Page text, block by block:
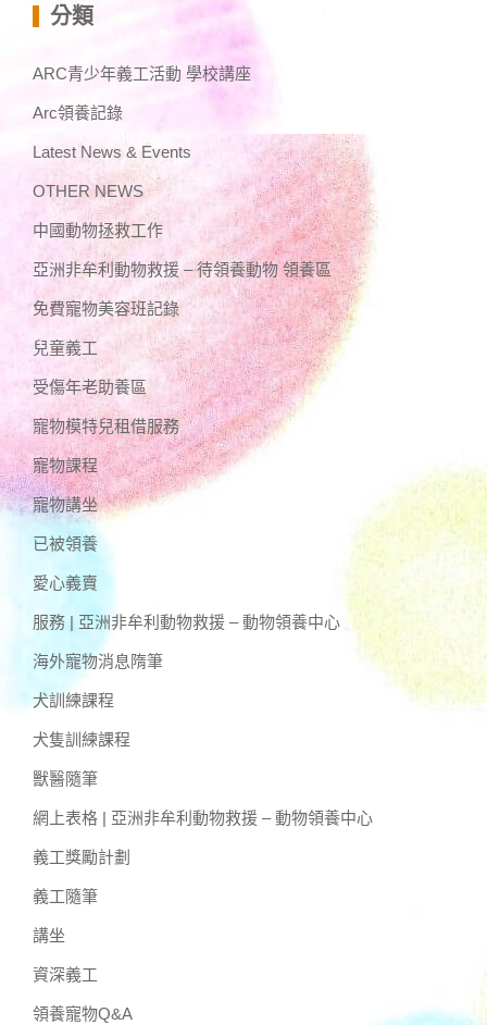
分類
ARC青少年義工活動 學校講座
Arc領養記錄
Latest News & Events
OTHER NEWS
中國動物拯救工作
亞洲非牟利動物救援 – 待領養動物 領養區
免費寵物美容班記錄
兒童義工
受傷年老助養區
寵物模特兒租借服務
寵物課程
寵物講坐
已被領養
愛心義賣
服務 | 亞洲非牟利動物救援 – 動物領養中心
海外寵物消息隋筆
犬訓練課程
犬隻訓練課程
獸醫隨筆
網上表格 | 亞洲非牟利動物救援 – 動物領養中心
義工獎勵計劃
義工隨筆
講坐
資深義工
領養寵物Q&A